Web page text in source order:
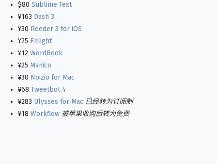
$80Sublime Text
¥163 Dash 3
¥30 Reeder 3 for iOS
¥25 Enlight
¥12WordBook
¥25 Manico
¥30 Noizio for Mac
¥68Tweetbot 4
¥283 Ulysses for Mac 已经转为订阅制
¥18Workflow 被苹果收购后转为免费